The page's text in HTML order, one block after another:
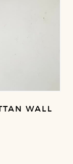
WALL